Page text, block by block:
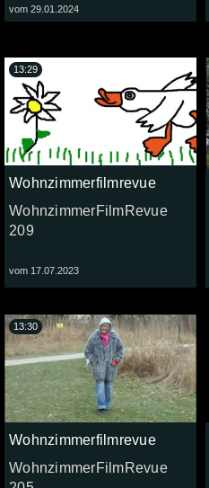
vom 29.01.2024
Wohnzimmerfilmrevue
WohnzimmerFilmRevue
209
vom 17.07.2023
13:29
Wohnzimmerfilmrevue
WohnzimmerFilmRevue
13:30